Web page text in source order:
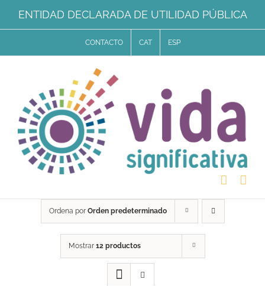
Saltar
al
ENTIDAD DECLARADA DE UTILIDAD PÚBLICA
CONTACTO CAT ESP
Ordena por Orden predeterminado
Mostrar 12 productos